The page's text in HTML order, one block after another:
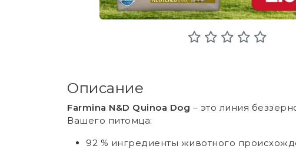
Описание
Farmina N&D Quinoa Dog – это линия
Вашего питомца:
92 % ингредиенты животного